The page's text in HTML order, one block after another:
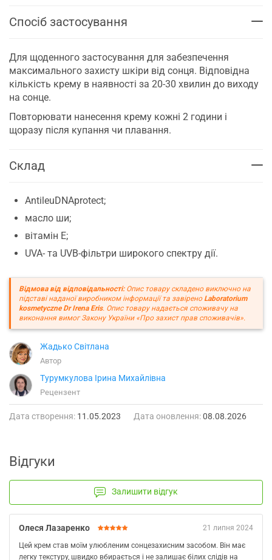
Спосіб застосування
Для щоденного застосування для забезпечення
максимального захисту шкіри від сонця. Відповідна
кількість крему в наявності за 20-30 хвилин до виходу
на сонце.
Повторювати нанесення крему кожні 2 години і
щоразу після купання чи плавання.
Склад
AntileuDNAprotect;
масло ши;
вітамін E;
UVA- та UVB-фільтри широкого спектру дії.
Відмова від відповідальності:Опис товару складено виключно на
підставі наданої виробником інформації та завірено Laboratorium
kosmetyczne Dr Irena Eris. Опис товару надається споживачу на
виконання вимог Закону України «Про захист прав споживачів».
Жадько Світлана
Автор
Турумкулова Ірина Михайлівна
Рецензент
Дата створення: 11.05.2023 Дата оновлення:08.08.2026
Відгуки
Залишити відгук
21 липня 2024
Олеся Лазаренко
Цей крем став моїм улюбленим сонцезахисним засобом. Він має
легку текстуру, швидко вбирається і не залишає білих слідів на